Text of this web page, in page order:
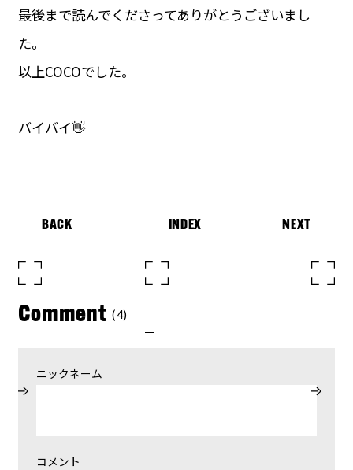
最後まで読んでくださってありがとうございまし
た。
以上COCOでした。
バイバイ👋
BACK INDEX NEXT
Comment (4)
ニックネーム
コメント